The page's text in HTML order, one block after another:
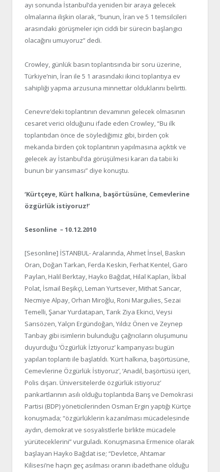
ayı sonunda İstanbul’da yeniden bir araya gelecek
olmalarına ilişkin olarak, “bunun, İran ve 5 1 temsilcileri
arasındaki görüşmeler için ciddi bir sürecin başlangıcı
olacağını umuyoruz” dedi.
Crowley, günlük basın toplantısında bir soru üzerine,
Türkiye’nin, İran ile 5 1 arasındaki ikinci toplantıya ev
sahipliği yapma arzusuna minnettar olduklarını belirtti.
Cenevre’deki toplantının devamının gelecek olmasının
cesaret verici olduğunu ifade eden Crowley, “Bu ilk
toplantıdan önce de söylediğimiz gibi, birden çok
mekanda birden çok toplantının yapılmasına açıktık ve
gelecek ay İstanbul’da görüşülmesi kararı da tabii ki
bunun bir yansıması” diye konuştu.
‘Kürtçeye, Kürt halkına, başörtüsüne, Cemevlerine
özgürlük istiyoruz!’
Sesonline – 10.12.2010
[Sesonline] İSTANBUL- Aralarında, Ahmet İnsel, Baskın
Oran, Doğan Tarkan, Ferda Keskin, Ferhat Kentel, Garo
Paylan, Halil Berktay, Hayko Bağdat, Hilal Kaplan, İkbal
Polat, İsmail Beşikçi, Leman Yurtsever, Mithat Sancar,
Necmiye Alpay, Orhan Miroğlu, Roni Margulies, Sezai
Temelli, Şanar Yurdatapan, Tarık Ziya Ekinci, Veysi
Sarısözen, Yalçın Ergündoğan, Yıldız Önen ve Zeynep
Tanbay gibi isimlerin bulunduğu çağrıcıların oluşumunu
duyurduğu ‘Özgürlük İztiyoruz’ kampanyası bugün
yapılan toplantı ile başlatıldı. ‘Kürt halkına, başörtüsüne,
Cemevlerine Özgürlük İstiyoruz’, ‘Anadil, başörtüsü içeri,
Polis dışarı. Üniversitelerde özgürlük istiyoruz’
pankartlarının asılı olduğu toplantıda Barış ve Demokrasi
Partisi (BDP) yöneticilerinden Osman Ergin yaptığı Kürtçe
konuşmada; “özgürlüklerin kazanılması mücadelesinde
aydın, demokrat ve sosyalistlerle birlikte mücadele
yürüteceklerini” vurguladı. Konuşmasına Ermenice olarak
başlayan Hayko Bağdat ise; “Devletce, Ahtamar
Kilisesi’ne haçın geç asılması oranın ibadethane olduğu